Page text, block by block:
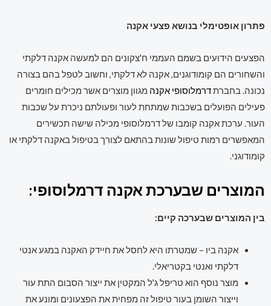
פתרון אופטימלי בנושא פצעי אקנה
הפצעים הידועים בשמם העממי ח'צקונים הם למעשה אקנה דלקתי
והשחורים הם קומודוגנים, אקנה לא דלקתי, וחשוב לטפל בהם בצורה
נכונה. בחברתדרמלוסופי אקנה מגוון מוצרים אשר מכילים חומרים
פעילים הפועלים בשכבות שמתחת לעור ופעולתם ניכרת על שכבות
העור. ערכת אקנה קומבו של דרמלוסופי מכילה שישה תכשירים
המאפשרים רמות טיפול שונות בהתאם לצורך בטיפול באקנה דלקתי או
קומודוגני.
המוצרים שבערכת אקנה דרמלוסופי:
בין המוצרים שבערכה קיים:
אקנה ביו – שמטרתו היא לחסל את חיידק האקנה במגע אנטי
דלקתי ואנטי בקטריאלי.
מוצר נוסף הוא טריפל ג'ל המקטין את ייצור הסבום התת עור
וייצור השומן בעור טיפול זה מפחית את הפצעונים ומונע את